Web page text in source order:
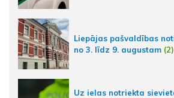
Liepājas pašvaldības
no 3. līdz 9. augustam (2)
Uz ielas notriekta